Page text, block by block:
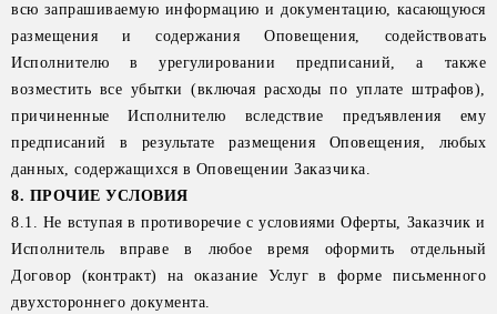
всю запрашиваемую информацию и документацию, касающуюся
размещения и содержания Оповещения, содействовать
Исполнителю в урегулировании предписаний, а также
возместить все убытки (включая расходы по уплате штрафов),
причиненные Исполнителю вследствие предъявления ему
предписаний в результате размещения Оповещения, любых
данных, содержащихся в Оповещении Заказчика.
8. ПРОЧИЕ УСЛОВИЯ
8.1. Не вступая в противоречие с условиями Оферты, Заказчик и
Исполнитель вправе в любое время оформить отдельный
Договор (контракт) на оказание Услуг в форме письменного
двухстороннего документа.